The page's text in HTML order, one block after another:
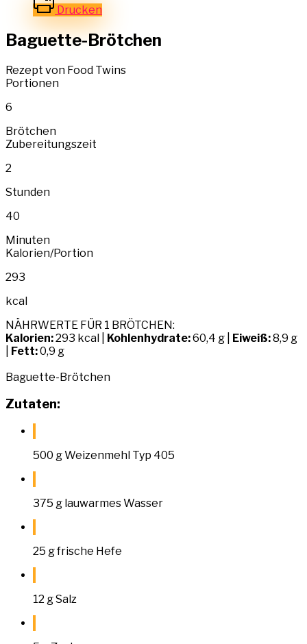
Drucken
Baguette-Brötchen
Rezept von Food Twins
Portionen
6
Brötchen
Zubereitungszeit
2
Stunden
40
Minuten
Kalorien/Portion
293
kcal
NÄHRWERTE FÜR 1 BRÖTCHEN:
Kalorien:293 kcal | Kohlenhydrate:60,4 g | Eiweiß:8,9 g
Fett:0,9 g
Baguette-Brötchen
Zutaten:
500 g Weizenmehl Typ 405
375 g lauwarmes Wasser
25 g frische Hefe
12 g Salz